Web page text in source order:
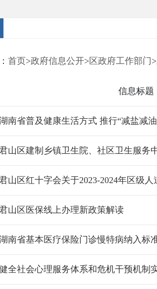
首页>政府信息公开>区政府工作部门>
信息标题
山区红十字会关于2023-2024年区级
山区医保线上办理新政策解读
南省基本医疗保险门诊慢特病纳入标
全社会心理服务体系和危机干预机制